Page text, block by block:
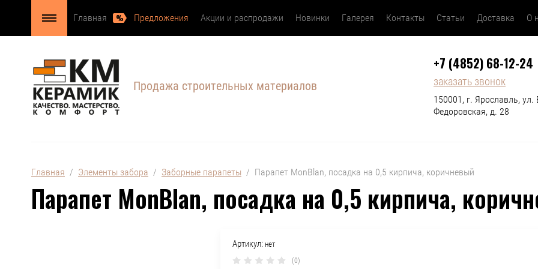
Главная Предложения Акции и распродажи Новинки Галерея Контакты Статьи Доставка О
Продажа строительных материалов
+7 (4852) 68-12-24
заказать звонок
150001, г. Ярославль, ул.
Федоровская, д. 28
Главная
  /
Элементы забора
  /
Заборные парапеты
  /  Парапет MonBlan, посадка на 0,5 кирпича, коричневый
Парапет MonBlan, посадка на 0,5 кирпича,
Артикул: нет
(0)